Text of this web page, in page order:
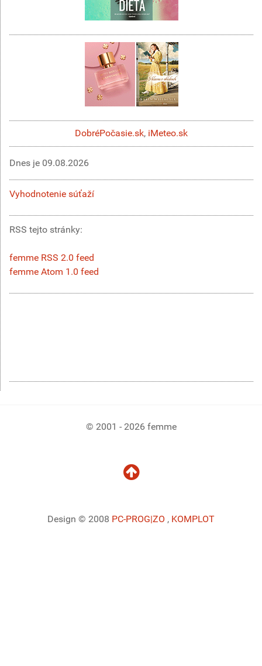
DobréPočasie.sk, iMeteo.sk
Dnes je 09.08.2026
Vyhodnotenie súťaží
RSS tejto stránky:
femme RSS 2.0 feed
femme Atom 1.0 feed
© 2001 - 2026 femme
Design © 2008 PC-PROG|ZO , KOMPLOT